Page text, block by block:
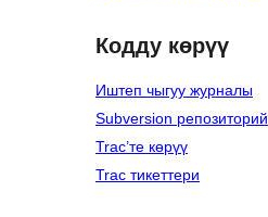
Кодду көрүү
Иштеп чыгуу журналы
Subversion репозиторий
Trac’те көрүү
Trac тикеттери